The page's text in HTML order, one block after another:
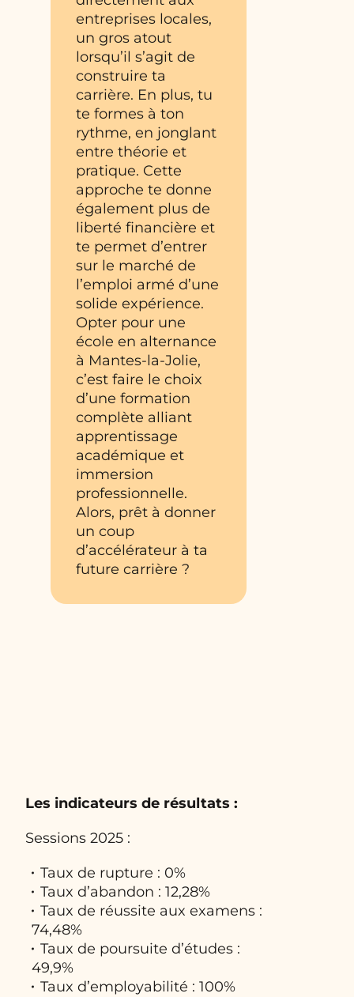
entreprises locales,
un gros atout
lorsqu’il s’agit de
construire ta
carrière. En plus, tu
te formes à ton
rythme, en jonglant
entre théorie et
pratique. Cette
approche te donne
également plus de
liberté financière et
te permet d’entrer
sur le marché de
l’emploi armé d’une
solide expérience.
Opter pour une
école en alternance
à Mantes-la-Jolie,
c’est faire le choix
d’une formation
complète alliant
apprentissage
académique et
immersion
professionnelle.
Alors, prêt à donner
un coup
d’accélérateur à ta
future carrière ?
Les indicateurs de résultats :
Sessions 2025 :
Taux de rupture : 0%
Taux d’abandon : 12,28%
Taux de réussite aux examens :
74,48%
Taux de poursuite d’études :
49,9%
Taux d’employabilité : 100%